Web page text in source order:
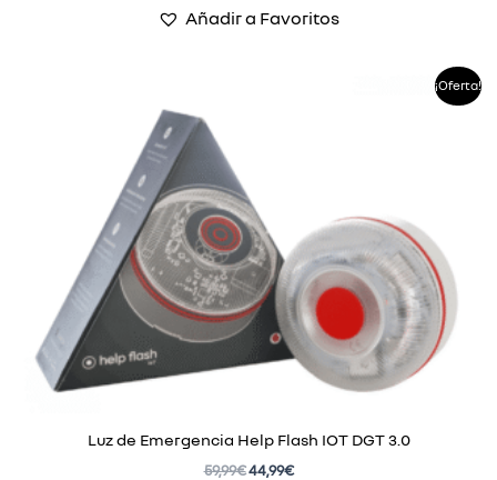
Añadir a Favoritos
¡Oferta!
Luz de Emergencia Help Flash IOT DGT 3.0
59,99€44,99€